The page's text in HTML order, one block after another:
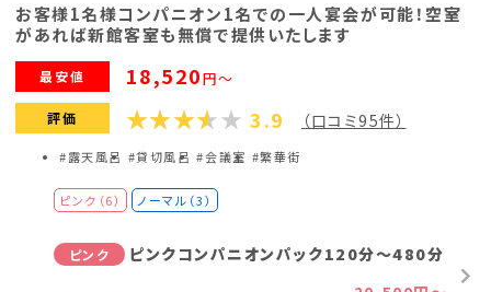
お客様1名様コンパニオン1名での一人宴会が可能！空室
があれば新館客室も無償で提供いたします
最安値 18,520円～
評価 3.9 （口コミ95件）
#露天風呂 #貸切風呂 #会議室 #繁華街
ピンク（6） ノーマル（3）
ピンク
ピンクコンパニオンパック120分～480分